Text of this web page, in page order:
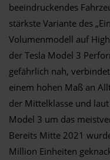
beeindruckendes
stärkste Variante des
Volumenmodell auf
der Tesla Model 3
gefährlich nah,
einem hohen Maß an
der Mittelklasse und
Model 3 um das
Bereits Mitte 2021
Million Einheiten